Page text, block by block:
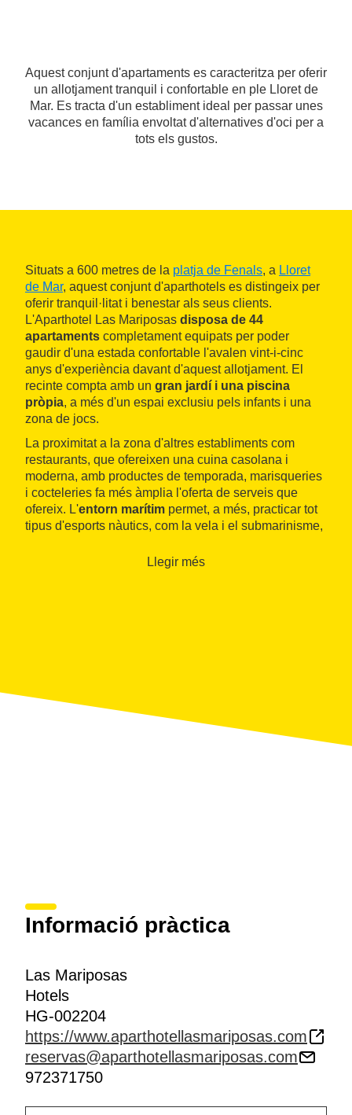
Aquest conjunt d'apartaments es caracteritza per oferir
un allotjament tranquil i confortable en ple Lloret de
Mar. Es tracta d'un establiment ideal per passar unes
vacances en família envoltat d'alternatives d'oci per a
tots els gustos.
Situats a 600 metres de la platja de Fenals, a Lloret
de Mar, aquest conjunt d'aparthotels es distingeix per
oferir tranquil·litat i benestar als seus clients.
L'Aparthotel Las Mariposas disposa de 44
apartaments completament equipats per poder
gaudir d'una estada confortable l'avalen vint-i-cinc
anys d'experiència davant d'aquest allotjament. El
recinte compta amb un gran jardí i una piscina
pròpia, a més d'un espai exclusiu pels infants i una
zona de jocs.
La proximitat a la zona d'altres establiments com
restaurants, que ofereixen una cuina casolana i
moderna, amb productes de temporada, marisqueries
i cocteleries fa més àmplia l'oferta de serveis que
ofereix. L'entorn marítim permet, a més, practicar tot
tipus d'esports nàutics, com la vela i el submarinisme,
Llegir més
Informació pràctica
Las Mariposas
Hotels
HG-002204
https://www.aparthotellasmariposas.com
reservas@aparthotellasmariposas.com
972371750